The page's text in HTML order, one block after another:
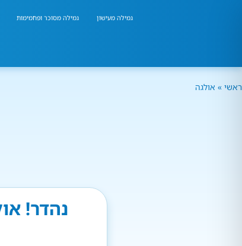
גמילה מעישון גמילה מסוכר ופחמימות
ראשי » אולגה
נהדר!